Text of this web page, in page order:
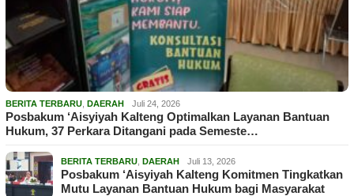
BERITA TERBARU DAERAH Juli 24, 2026
Posbakum ‘Aisyiyah Kalteng Optimalkan Layanan Bantuan
Hukum, 37 Perkara Ditangani pada Semeste…
BERITA TERBARU DAERAH Juli 13, 2026
Posbakum ‘Aisyiyah Kalteng Komitmen Tingkatkan
Mutu Layanan Bantuan Hukum bagi Masyarakat